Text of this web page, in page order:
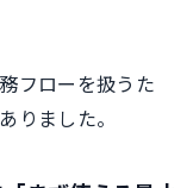
フローを扱うた
りました。